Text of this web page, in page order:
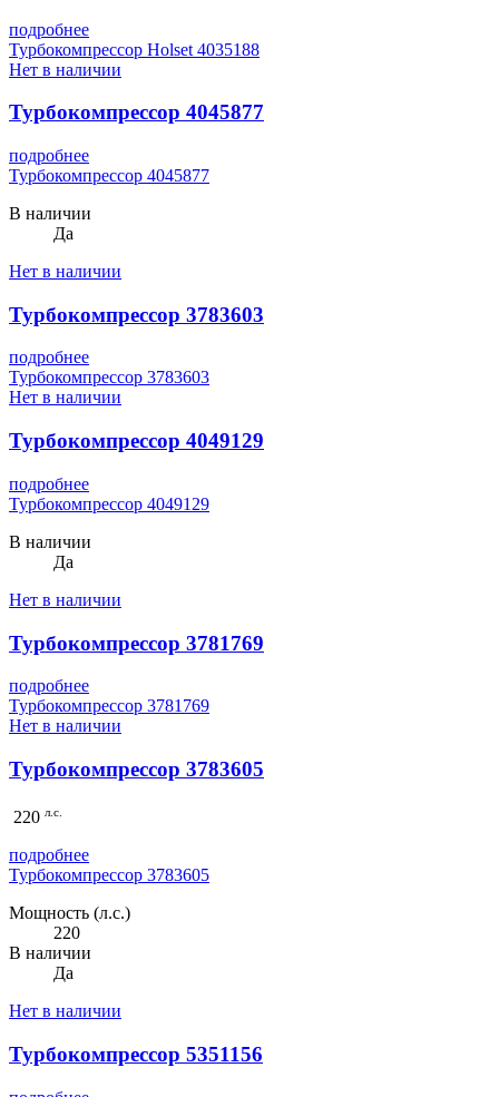
подробнее
Турбокомпрессор Holset 4035188
Нет в наличии
Турбокомпрессор 4045877
подробнее
Турбокомпрессор 4045877
В наличии
Да
Нет в наличии
Турбокомпрессор 3783603
подробнее
Турбокомпрессор 3783603
Нет в наличии
Турбокомпрессор 4049129
подробнее
Турбокомпрессор 4049129
В наличии
Да
Нет в наличии
Турбокомпрессор 3781769
подробнее
Турбокомпрессор 3781769
Нет в наличии
Турбокомпрессор 3783605
220 л.с.
подробнее
Турбокомпрессор 3783605
Мощность (л.с.)
220
В наличии
Да
Нет в наличии
Турбокомпрессор 5351156